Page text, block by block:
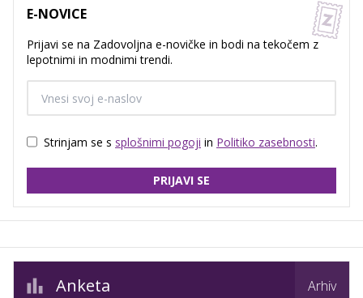
E-NOVICE
Prijavi se na Zadovoljna e-novičke in bodi na tekočem z
lepotnimi in modnimi trendi.
Strinjam se s splošnimi pogoji in Politiko zasebnosti.
PRIJAVI SE
Anketa Arhiv